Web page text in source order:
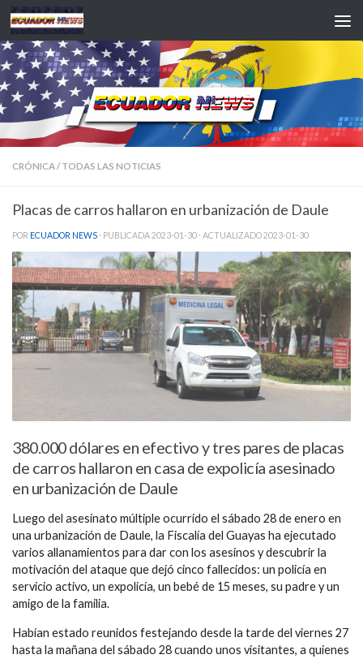
Saltar al contenido
CRÓNICA/ TODAS LAS NOTICIAS
Placas de carros hallaron en urbanización de Daule
POR ECUADOR NEWS · PUBLICADA2023-01-30 · ACTUALIZADO2023-01-30
380.000 dólares en efectivo y tres pares de placas
de carros hallaron en casa de expolicía asesinado
en urbanización de Daule
Luego del asesinato múltiple ocurrido el sábado 28 de enero en
una urbanización de Daule, la Fiscalía del Guayas ha ejecutado
varios allanamientos para dar con los asesinos y descubrir la
motivación del ataque que dejó cinco fallecidos: un policía en
servicio activo, un expolicía, un bebé de 15 meses, su padre y un
amigo de la familia.
Habían estado reunidos festejando desde la tarde del viernes 27
hasta la mañana del sábado 28 cuando unos visitantes, a quienes